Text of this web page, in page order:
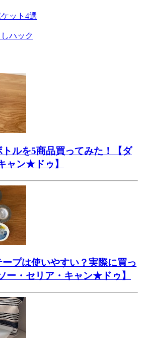
ット4選
ハック
ルを5商品買ってみた！【ダ
ャン★ドゥ】
プは使いやすい？実際に買っ
ー・セリア・キャン★ドゥ】